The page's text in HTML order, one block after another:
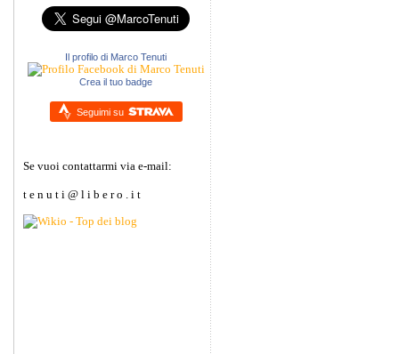
Il profilo di Marco Tenuti
Crea il tuo badge
Seguimi su
Se vuoi contattarmi via e-mail:
t e n u t i @ l i b e r o . i t